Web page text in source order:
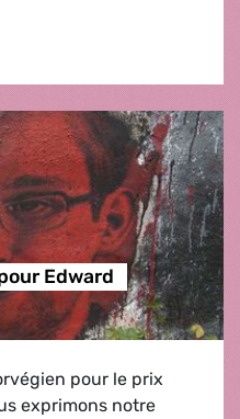
Edward
pour le prix
exprimons notre